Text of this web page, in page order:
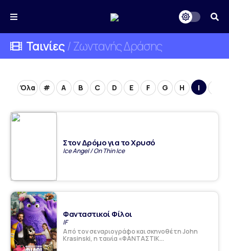
Ταινίες/ Ζωντανής Δράσης
Όλα # A B C D E F G H I
Στον Δρόμο για το Χρυσό
Ice Angel / On Thin Ice
Φανταστικοί Φίλοι
IF
Από τον σεναριογράφο και σκηνοθέτη John
Krasinski, η ταινία «ΦΑΝΤΑΣΤΙΚ...